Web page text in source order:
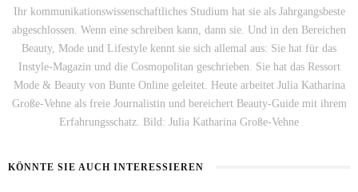
Ihr kommunikationswissenschaftliches Studium hat sie als Jahrgangsbeste
abgeschlossen. Wenn eine schreiben kann, dann sie. Und in den Bereichen
Beauty, Mode und Lifestyle kennt sie sich allemal aus: Sie hat für das
Instyle-Magazin und die Cosmopolitan geschrieben. Sie hat das Ressort
Mode & Beauty von Bunte Online geleitet. Heute arbeitet Julia Katharina
Große-Vehne als freie Journalistin und bereichert Beauty-Guide mit ihrem
Erfahrungsschatz. Bild: Julia Katharina Große-Vehne
KÖNNTE SIE AUCH INTERESSIEREN